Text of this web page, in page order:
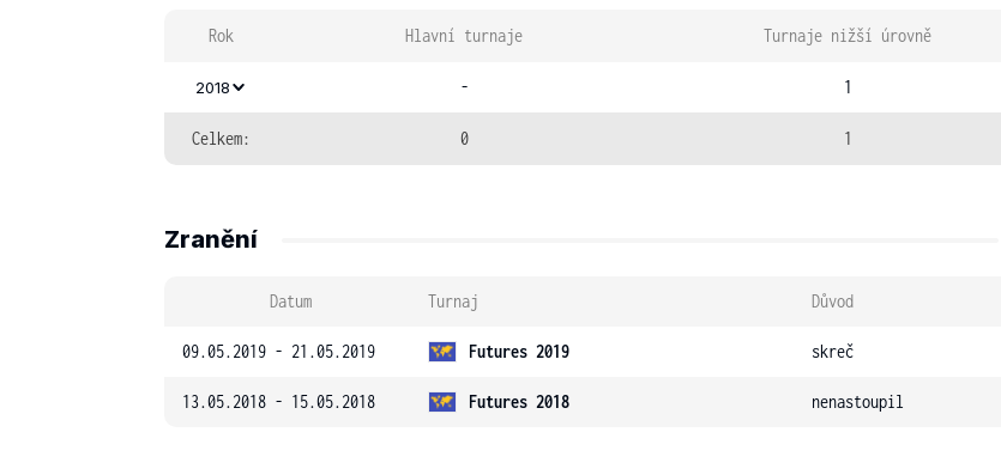
Rok Hlavní turnaje Turnaje nižší úrovně
2018 - 1
Celkem: 0 1
Zranění
Datum Turnaj Důvod
09.05.2019 - 21.05.2019 Futures 2019 skreč
13.05.2018 - 15.05.2018 Futures 2018 nenastoupil